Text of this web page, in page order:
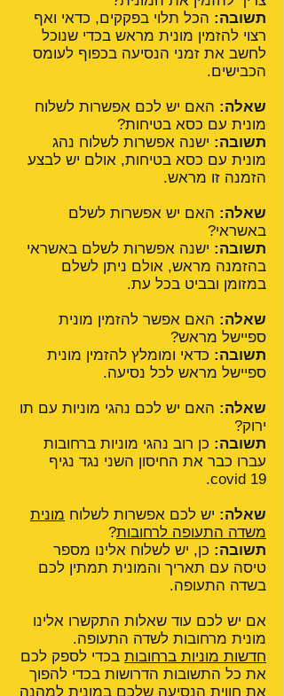
תשובה: הכל תלוי בפקקים, כדאי ואף
רצוי להזמין מונית מראש בכדי שנוכל
לחשב את זמני הנסיעה בכפוף לעומס
הכבישים.
שאלה: האם יש לכם אפשרות לשלוח
מונית עם כסא בטיחות?
תשובה: ישנה אפשרות לשלוח נהג
מונית עם כסא בטיחות, אולם יש לבצע
הזמנה זו מראש.
שאלה: האם יש אפשרות לשלם
באשראי?
תשובה: ישנה אפשרות לשלם באשראי
בהזמנה מראש, אולם ניתן לשלם
במזומן ובביט בכל עת.
שאלה: האם אפשר להזמין מונית
ספיישל מראש?
תשובה: כדאי ומומלץ להזמין מונית
ספיישל מראש לכל נסיעה.
שאלה: האם יש לכם נהגי מוניות עם תו
ירוק?
תשובה: כן רוב נהגי מוניות ברחובות
עברו כבר את החיסון השני נגד נגיף
covid 19.
שאלה: יש לכם אפשרות לשלוח מונית
משדה התעופה לרחובות?
תשובה: כן, יש לשלוח אלינו מספר
טיסה עם תאריך והמונית תמתין לכם
בשדה התעופה.
אם יש לכם עוד שאלות התקשרו אלינו
מונית מרחובות לשדה התעופה.
חדשות מוניות ברחובות בכדי לספק לכם
את כל התשובות הדרושות בכדי להפוך
את חווית הנסיעה שלכם במונית למהנה